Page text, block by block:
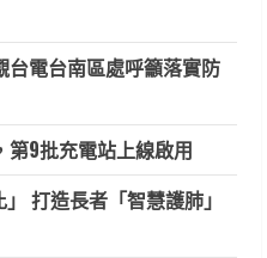
台電台南區處呼籲落實防
第9批充電站上線啟用
打造長者「智慧護肺」